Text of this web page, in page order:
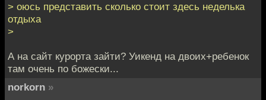
> оюсь представить сколько стоит здесь неделька
отдыха
>
А на сайт курорта зайти? Уикенд на двоих+ребенок
там очень по божески...
norkorn »